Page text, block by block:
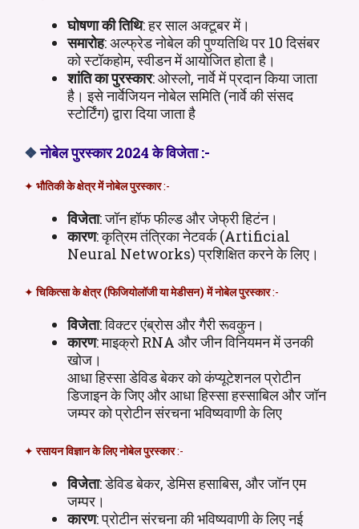
घोषणा की तिथि: हर साल अक्टूबर में।
समारोह: अल्फ्रेड नोबेल की पुण्यतिथि पर 10 दिसंबर
को स्टॉकहोम, स्वीडन में आयोजित होता है।
शांति का पुरस्कार: ओस्लो, नार्वे में प्रदान किया जाता
है। इसे नार्वेजियन नोबेल समिति (नार्वे की संसद
स्टोर्टिंग) द्वारा दिया जाता है
❖नोबेल पुरस्कार 2024 के विजेता :-
✦ भौतिकी के क्षेत्र में नोबेल पुरस्कार:-
विजेता: जॉन हॉफ फील्ड और जेफ्री हिटंन।
कारण: कृत्रिम तंत्रिका नेटवर्क (Artificial
Neural Networks) प्रशिक्षित करने के लिए।
✦चिकित्सा के क्षेत्र (फिजियोलॉजी या मेडीसन) में नोबेल पुरस्कार:-
विजेता: विक्टर एंब्रोस और गैरी रूवकुन।
कारण: माइक्रो RNA और जीन विनियमन में उनकी
खोज।
आधा हिस्सा डेविड बेकर को कंप्यूटेशनल प्रोटीन
डिजाइन के जिए और आधा हिस्सा हस्साबिल और जॉन
जम्पर को प्रोटीन संरचना भविष्यवाणी के लिए
✦रसायन विज्ञान के लिए नोबेल पुरस्कार:-
विजेता: डेविड बेकर, डेमिस हसाबिस, और जॉन एम
जम्पर।
कारण: प्रोटीन संरचना की भविष्यवाणी के लिए नई